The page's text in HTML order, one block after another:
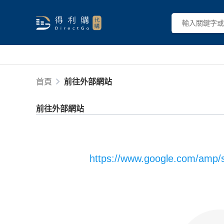
首頁 前往外部網站
前往外部網站
https://www.google.com/